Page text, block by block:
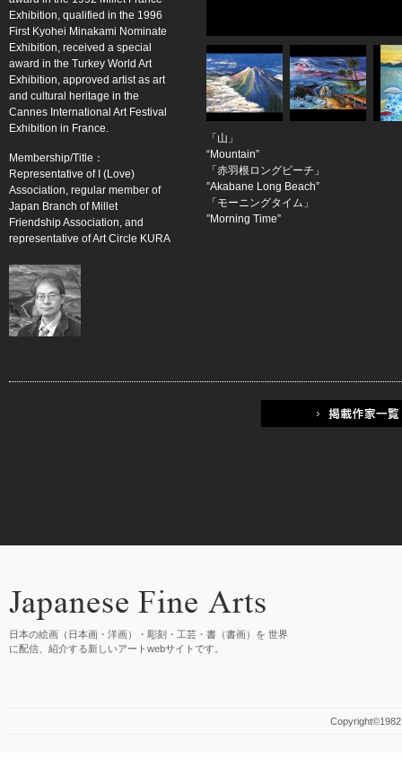
Exhibition, qualified in the 1996
First Kyohei Minakami Nominate
Exhibition, received a special
award in the Turkey World Art
Exhibition, approved artist as art
and cultural heritage in the
Cannes International Art Festival
Exhibition in France.
Membership/Title：
Representative of I (Love)
Association, regular member of
Japan Branch of Millet
Friendship Association, and
representative of Art Circle KURA
「山」
“Mountain”
「赤羽根ロングビーチ」
”Akabane Long Beach”
「モーニングタイム」
”Morning Time”
日本の絵画（日本画・洋画）・彫刻・工芸・書（書画）を 世界
に配信、紹介する新しいアートwebサイトです。